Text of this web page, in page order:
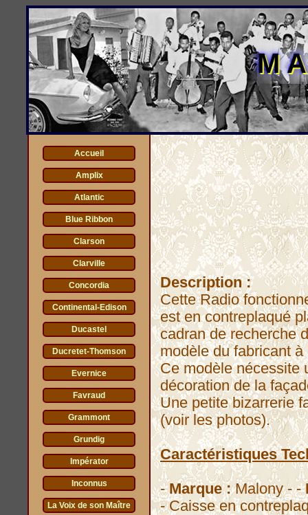
Accueil
Amplix
Atlantic
Blue Ribbon
Clarson
Clarville
Concordia
Continental-Edison
Ducastel
Ducretet-Thomson
Evernice
Favraud
Grammont
Grundig
Impérator
Inconnus
La Voix de son Maître
Description :
Cette Radio
est en contreplaqué
cadran de recherche
modèle du fabricant à
Ce modèle nécessite
décoration de la
Une petite bizarrerie
(voir les photos).
Caractéristiques
-Marque :Malony - -
- Caisse en